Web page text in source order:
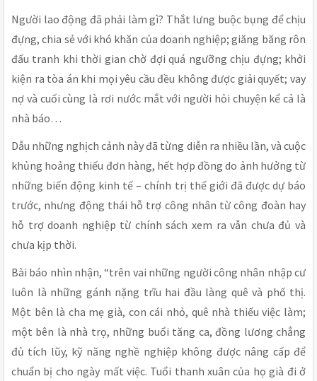
Người lao động đã phải làm gì? Thắt lưng buộc bụng để chịu
đựng, chia sẻ với khó khăn của doanh nghiệp; giăng băng rôn
đấu tranh khi thời gian chờ đợi quá ngưỡng chịu đựng; khởi
kiện ra tòa án khi mọi yêu cầu đều không được giải quyết; vay
nợ và cuối cùng là rơi nước mắt với người hỏi chuyện kể cả là
nhà báo…
Dẫu những nghịch cảnh này đã từng diễn ra nhiều lần, và cuộc
khủng hoảng thiếu đơn hàng, hết hợp đồng do ảnh hưởng từ
những biến động kinh tế – chính trị thế giới đã được dự báo
trước, nhưng động thái hỗ trợ công nhân từ công đoàn hay
hỗ trợ doanh nghiệp từ chính sách xem ra vẫn chưa đủ và
chưa kịp thời.
Bài báo nhìn nhận, “trên vai những người công nhân nhập cư
luôn là những gánh nặng trĩu hai đầu làng quê và phố thị.
Một bên là cha mẹ già, con cái nhỏ, quê nhà thiếu việc làm;
một bên là nhà trọ, những buổi tăng ca, đồng lương chẳng
đủ tích lũy, kỹ năng nghề nghiệp không được nâng cấp để
chuẩn bị cho ngày mất việc. Tuổi thanh xuân của họ già đi ở